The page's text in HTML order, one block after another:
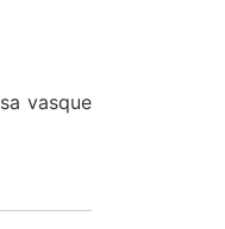
vasque